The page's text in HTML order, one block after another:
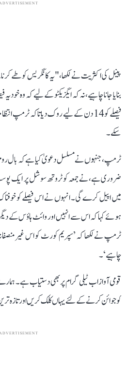
پینل کی اکثریت نے لکھا، "یہ کانگریس کو طے
بنایا جانا چاہیے، نہ کہ ایگزیکٹو کے لیے کہ وہ
فیصلے کو 14 دن کے لیے روک دیا تاکہ ٹرمپ
سکے۔
ٹرمپ، جنہوں نے مسلسل دعویٰ کیا ہے کہ بال روم
ضروری ہے، نے جمعہ کو ٹروتھ سوشل پر ایک
میں اپیل کرے گی۔ انہوں نے اس فیصلے کو
ہوئے کہا کہ اس سے انہیں اور وائٹ ہاؤس کے
ٹرمپ نے لکھا کہ ’سپریم کورٹ کو اس غیر منصفانہ
چاہیے‘۔
قومی آواز اب ٹیلی گرام پر بھی دستیاب ہے۔
کو جوائن کرنے کے لئے یہاں کلک کریں اور